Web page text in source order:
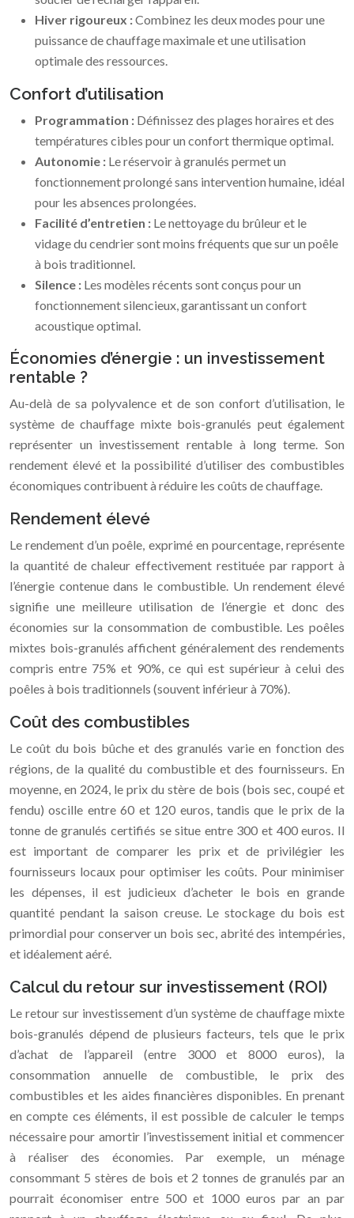
Hiver rigoureux :Combinez les deux modes pour une
puissance de chauffage maximale et une utilisation
optimale des ressources.
Confort d’utilisation
Programmation : Définissez des plages horaires et des
températures cibles pour un confort thermique optimal.
Autonomie : Le réservoir à granulés permet un
fonctionnement prolongé sans intervention humaine, idéal
pour les absences prolongées.
Facilité d’entretien : Le nettoyage du brûleur et le
vidage du cendrier sont moins fréquents que sur un poêle
à bois traditionnel.
Silence : Les modèles récents sont conçus pour un
fonctionnement silencieux, garantissant un confort
acoustique optimal.
Économies d’énergie : un investissement
rentable ?
Au-delà de sa polyvalence et de son confort d’utilisation, le
système de chauffage mixte bois-granulés peut également
représenter un investissement rentable à long terme. Son
rendement élevé et la possibilité d’utiliser des combustibles
économiques contribuent à réduire les coûts de chauffage.
Rendement élevé
Le rendement d’un poêle, exprimé en pourcentage, représente
la quantité de chaleur effectivement restituée par rapport à
l’énergie contenue dans le combustible. Un rendement élevé
signifie une meilleure utilisation de l’énergie et donc des
économies sur la consommation de combustible. Les poêles
mixtes bois-granulés affichent généralement des rendements
compris entre 75% et 90%, ce qui est supérieur à celui des
poêles à bois traditionnels (souvent inférieur à 70%).
Coût des combustibles
Le coût du bois bûche et des granulés varie en fonction des
régions, de la qualité du combustible et des fournisseurs. En
moyenne, en 2024, le prix du stère de bois (bois sec, coupé et
fendu) oscille entre 60 et 120 euros, tandis que le prix de la
tonne de granulés certifiés se situe entre 300 et 400 euros. Il
est important de comparer les prix et de privilégier les
fournisseurs locaux pour optimiser les coûts. Pour minimiser
les dépenses, il est judicieux d’acheter le bois en grande
quantité pendant la saison creuse. Le stockage du bois est
primordial pour conserver un bois sec, abrité des intempéries,
et idéalement aéré.
Calcul du retour sur investissement (ROI)
Le retour sur investissement d’un système de chauffage mixte
bois-granulés dépend de plusieurs facteurs, tels que le prix
d’achat de l’appareil (entre 3000 et 8000 euros), la
consommation annuelle de combustible, le prix des
combustibles et les aides financières disponibles. En prenant
en compte ces éléments, il est possible de calculer le temps
nécessaire pour amortir l’investissement initial et commencer
à réaliser des économies. Par exemple, un ménage
consommant 5 stères de bois et 2 tonnes de granulés par an
pourrait économiser entre 500 et 1000 euros par an par